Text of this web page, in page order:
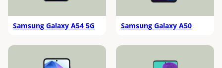
Samsung Galaxy A54 5G Samsung Galaxy A50